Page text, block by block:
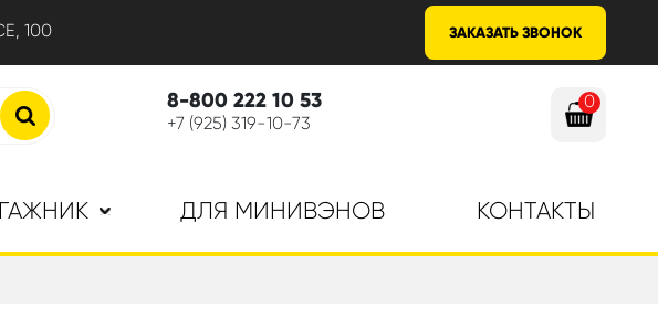
100 ЗАКАЗАТЬ ЗВОНОК
8-800 222 10 53
+7 (925) 319-10-73
0
ДЛЯ МИНИВЭНОВ КОНТАКТЫ